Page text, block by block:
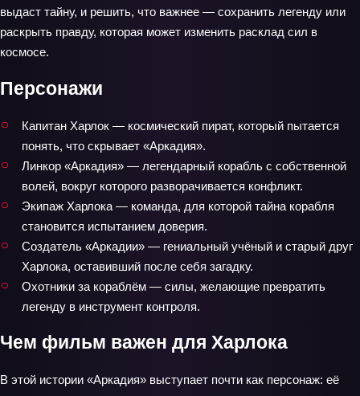
выдаст тайну, и решить, что важнее — сохранить легенду или
раскрыть правду, которая может изменить расклад сил в
космосе.
Персонажи
Капитан Харлок — космический пират, который пытается
понять, что скрывает «Аркадия».
Линкор «Аркадия» — легендарный корабль с собственной
волей, вокруг которого разворачивается конфликт.
Экипаж Харлока — команда, для которой тайна корабля
становится испытанием доверия.
Создатель «Аркадии» — гениальный учёный и старый друг
Харлока, оставивший после себя загадку.
Охотники за кораблём — силы, желающие превратить
легенду в инструмент контроля.
Чем фильм важен для Харлока
В этой истории «Аркадия» выступает почти как персонаж: её